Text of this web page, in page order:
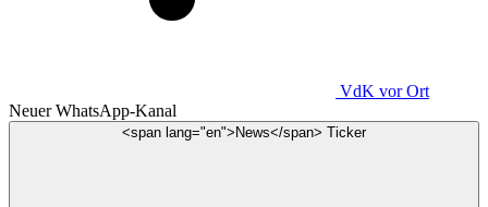
VdK vor Ort
Neuer WhatsApp-Kanal
<span lang="en">News</span> Ticker